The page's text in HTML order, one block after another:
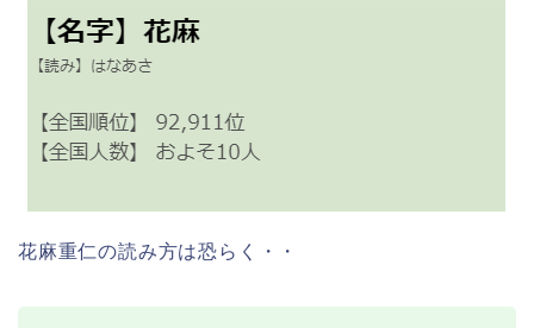
花麻重仁の読み方は恐らく・・